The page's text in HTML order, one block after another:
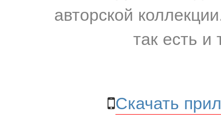
авторской
так есть и
Скачать